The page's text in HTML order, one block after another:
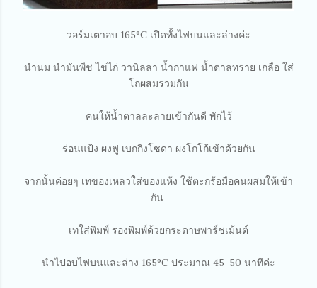
วอร์มเตาอบ 165°C เปิดทั้งไฟบนและล่างค่ะ
นำนม นำมันพืช ไข่ไก่ วานิลลา น้ำกาแฟ น้ำตาลทราย เกลือ ใส่
โถผสมรวมกัน
คนให้น้ำตาลละลายเข้ากันดี พักไว้
ร่อนแป้ง ผงฟู เบกกิงโซดา ผงโกโก้เข้าด้วยกัน
จากนั้นค่อยๆ เทของเหลวใส่ของแห้ง ใช้ตะกร้อมือคนผสมให้เข้า
กัน
เทใส่พิมพ์ รองพิมพ์ด้วยกระดาษพาร์ชเม้นต์
นำไปอบไฟบนและล่าง 165°C ประมาณ 45-50 นาทีค่ะ